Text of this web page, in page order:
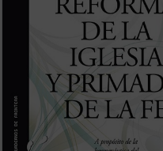
cristianos una respuesta libre y
a la llamada de Dios que se ofrece
(ver ficha)